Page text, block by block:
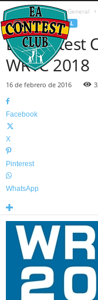
Inicio Información General
INFORMACIÓN GENERAL
EA Contest
WRTC 2018
16 de febrero de 2016
Facebook
X
Pinterest
WhatsApp